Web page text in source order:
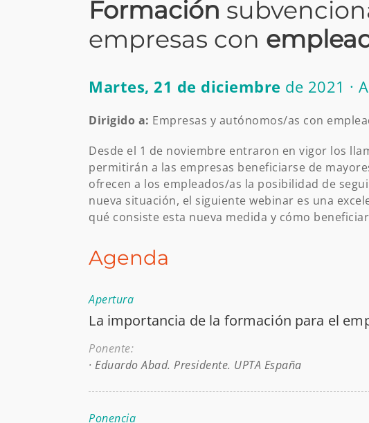
Formación
empresas con
Martes, 21 de diciembre de 2021 ·
Dirigido a: Empresas y autónomos/as con
Desde el 1 de noviembre entraron en vigor los
permitirán a las empresas beneficiarse de
ofrecen a los empleados/as la posibilidad de
nueva situación, el siguiente webinar es una
qué consiste esta nueva medida y cómo
Agenda
Apertura
La importancia de la formación para el
Ponente:
· Eduardo Abad. Presidente. UPTA España
Ponencia